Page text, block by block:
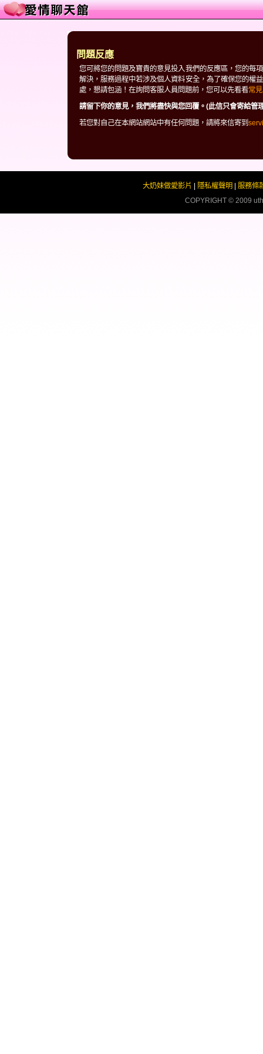
問題反應
您可將您的問題及寶貴的意見投入我們的反應區，您的每
解決，服務過程中若涉及個人資料安全，為了確保您的權
處，懇請包涵！在詢問客服人員問題前，您可以先看看常
請留下你的意見，我們將盡快與您回覆。(此信只會寄給管
若您對自己在本網站網站中有任何問題，請將來信寄到
大奶妹做愛影片 隱私權聲明
服務條
COPYRIGHT © 2009